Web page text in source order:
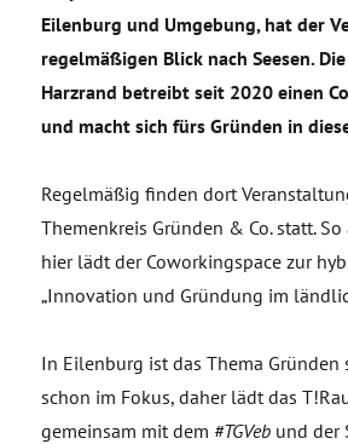
Eilenburg und Umgebung, hat der
regelmäßigen Blick nach Seesen.
Harzrand betreibt seit 2020 einen
und macht sich fürs Gründen in
Regelmäßig finden dort
Themenkreis Gründen & Co. statt.
hier lädt der Coworkingspace zur
„Innovation und Gründung im
In Eilenburg ist das Thema Gründen
schon im Fokus, daher lädt das
gemeinsam mit dem #TGVeb und der